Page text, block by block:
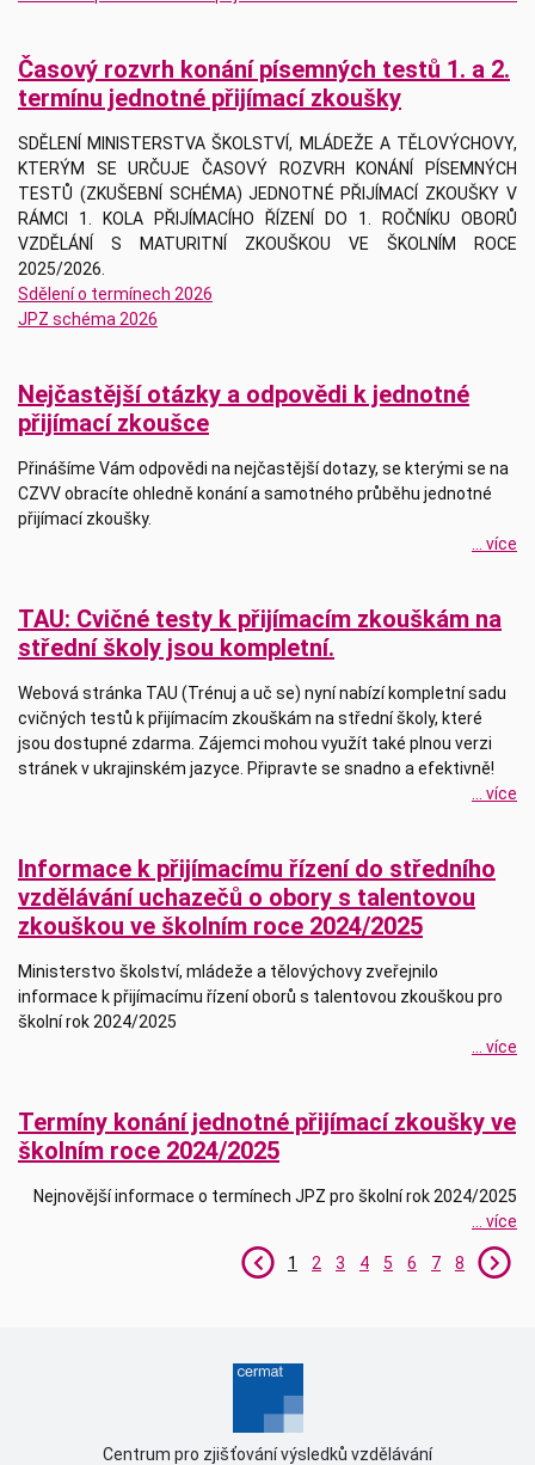
Časový rozvrh konání písemných testů 1. a 2.
termínu jednotné přijímací zkoušky
SDĚLENÍ MINISTERSTVA ŠKOLSTVÍ, MLÁDEŽE A TĚLOVÝCHOVY,
KTERÝM SE URČUJE ČASOVÝ ROZVRH KONÁNÍ PÍSEMNÝCH
TESTŮ (ZKUŠEBNÍ SCHÉMA) JEDNOTNÉ PŘIJÍMACÍ ZKOUŠKY V
RÁMCI 1. KOLA PŘIJÍMACÍHO ŘÍZENÍ DO 1. ROČNÍKU OBORŮ
VZDĚLÁNÍ S MATURITNÍ ZKOUŠKOU VE ŠKOLNÍM ROCE
2025/2026.
Sdělení o termínech 2026
JPZ schéma 2026
Nejčastější otázky a odpovědi k jednotné
přijímací zkoušce
Přinášíme Vám odpovědi na nejčastější dotazy, se kterými se na
CZVV obracíte ohledně konání a samotného průběhu jednotné
přijímací zkoušky.
... více
TAU: Cvičné testy k přijímacím zkouškám na
střední školy jsou kompletní.
Webová stránka TAU (Trénuj a uč se) nyní nabízí kompletní sadu
cvičných testů k přijímacím zkouškám na střední školy, které
jsou dostupné zdarma. Zájemci mohou využít také plnou verzi
stránek v ukrajinském jazyce. Připravte se snadno a efektivně!
... více
Informace k přijímacímu řízení do středního
vzdělávání uchazečů o obory s talentovou
zkouškou ve školním roce 2024/2025
Ministerstvo školství, mládeže a tělovýchovy zveřejnilo
informace k přijímacímu řízení oborů s talentovou zkouškou pro
školní rok 2024/2025
... více
Termíny konání jednotné přijímací zkoušky ve
školním roce 2024/2025
Nejnovější informace o termínech JPZ pro školní rok 2024/2025
... více
1 2 3 4 5 6 7 8
Centrum pro zjišťování výsledků vzdělávání